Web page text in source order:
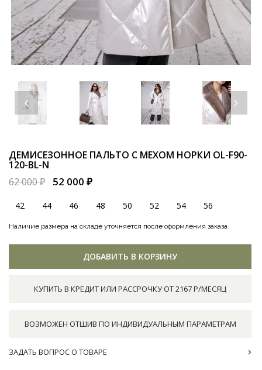
ДЕМИСЕЗОННОЕ ПАЛЬТО С МЕХОМ НОРКИ OL-F90-
120-BL-N
62 000 ₽
52 000 ₽
42 44 46 48 50 52 54 56
Наличие размера на складе уточняется после оформления заказа
ДОБАВИТЬ В КОРЗИНУ
КУПИТЬ В КРЕДИТ ИЛИ РАССРОЧКУ ОТ 2167 Р/МЕСЯЦ
ВОЗМОЖЕН ОТШИВ ПО ИНДИВИДУАЛЬНЫМ ПАРАМЕТРАМ
ЗАДАТЬ ВОПРОС О ТОВАРЕ